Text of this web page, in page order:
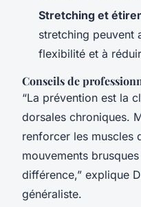
Stretching et
stretching peuvent
flexibilité et à
Conseils de
“La prévention est la
dorsales chroniques.
renforcer les muscles
mouvements
différence,” explique
généraliste.